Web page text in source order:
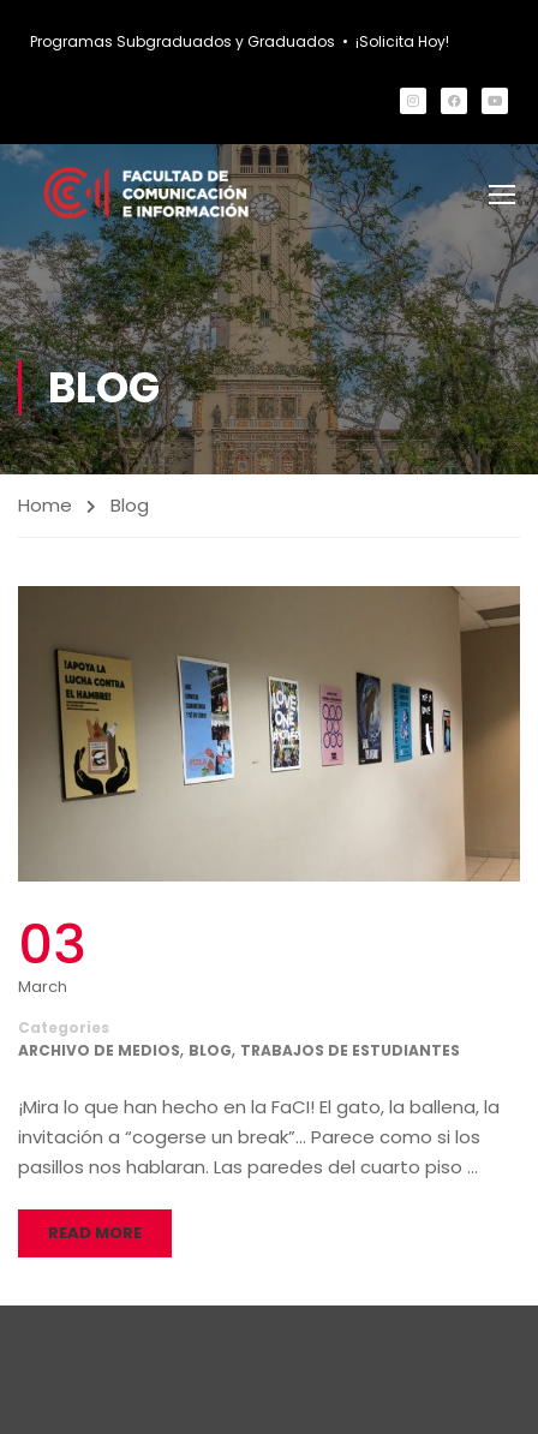
Programas Subgraduados y Graduados • ¡Solicita Hoy!
BLOG
Home Blog
03
March
Categories
ARCHIVO DE MEDIOS, BLOG, TRABAJOS DE ESTUDIANTES
¡Mira lo que han hecho en la FaCI! El gato, la ballena, la
invitación a “cogerse un break”… Parece como si los
pasillos nos hablaran. Las paredes del cuarto piso …
READ MORE